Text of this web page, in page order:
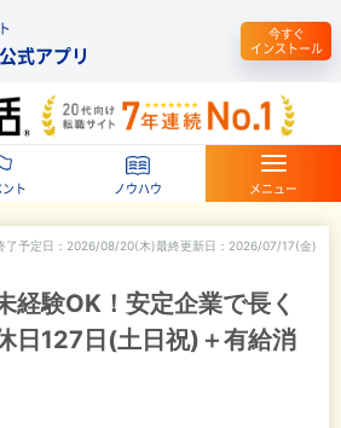
式アプリ
今すぐ
インストール
ト ノウハウ メニュー
最終更新日 2026/07/17(金)
了予定日 2026/08/20(木)
経験OK！安定企業で長く
日127日(土日祝)＋有給消